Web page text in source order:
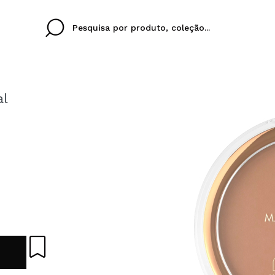
Eu não tenho uma
Ao criar uma conta
rapidamente, verificar
operações anteriores.
IDIOMA PORTUGUESE
Ines